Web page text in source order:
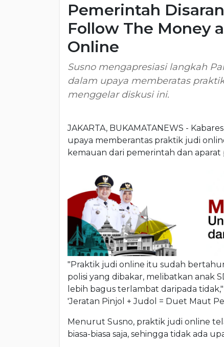
Pemerintah
Follow The Money
Online
Susno mengapresiasi langkah
dalam upaya memberatas
menggelar diskusi ini.
JAKARTA, BUKAMATANEWS -
upaya memberantas praktik judi
kemauan dari pemerintah dan
"Praktik judi online itu sudah
polisi yang dibakar, melibatkan anak
lebih bagus terlambat daripada
'Jeratan Pinjol + Judol = Duet Maut
Menurut Susno, praktik judi online
biasa-biasa saja, sehingga tidak ada